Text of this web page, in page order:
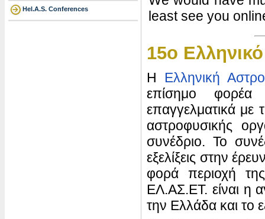
Hel.A.S. Conferences
least see you
15o
Η Ελληνική
επίσημο
επαγγελματικά με
αστροφυσικής
συνέδριο. Το
εξελίξεις στην
φορά περιοχή
ΕΛ.ΑΣ.ΕΤ. είναι η
την Ελλάδα και το